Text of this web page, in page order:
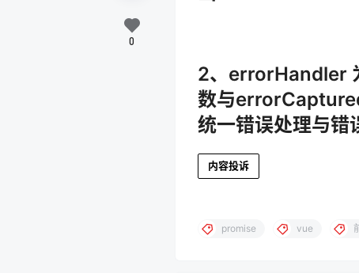
2、errorHandler
数与
统一错误处理与错
内容投诉
0
promise vue